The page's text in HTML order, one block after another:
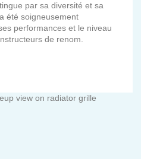
par sa diversité et sa
été soigneusement
performances et le niveau
de renom.